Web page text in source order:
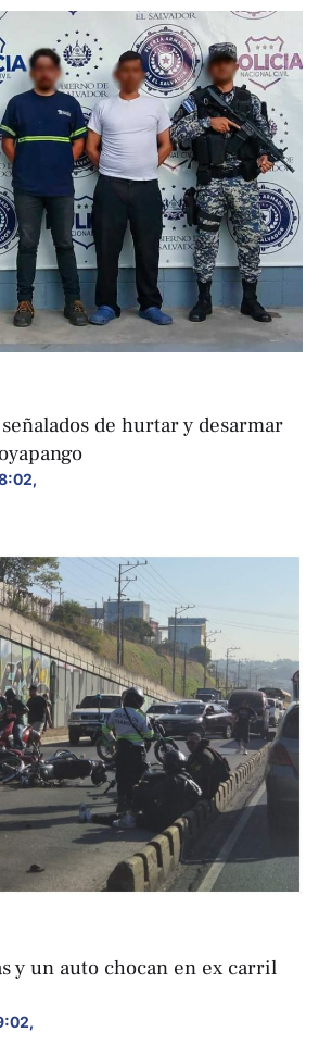
de hurtar y desarmar
,
y un auto chocan en ex carril
,